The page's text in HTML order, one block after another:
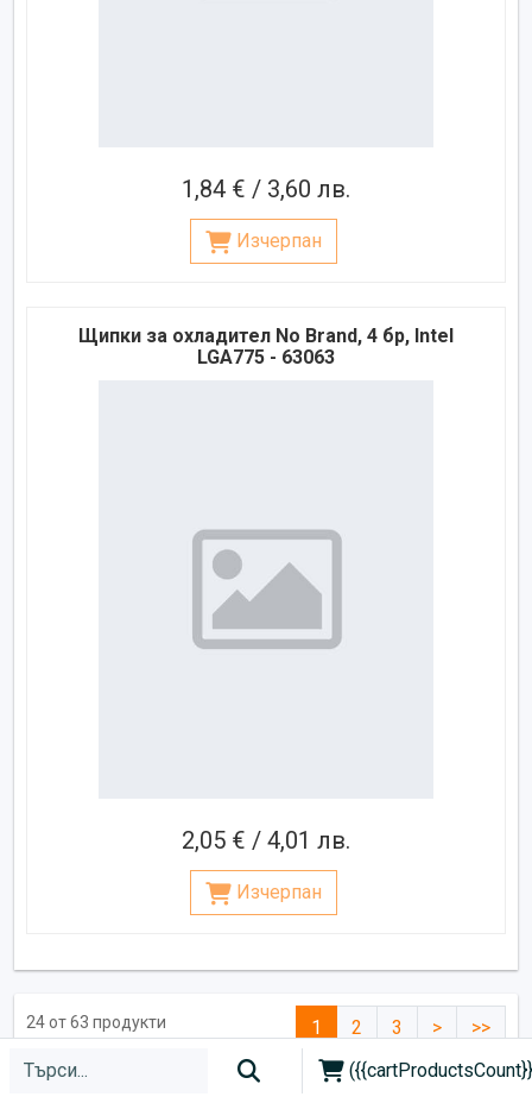
1,84 € / 3,60 лв.
Изчерпан
Щипки за охладител No Brand, 4 бр, Intel
LGA775 - 63063
2,05 € / 4,01 лв.
Изчерпан
24 от 63 продукти 1 2 3 > >>